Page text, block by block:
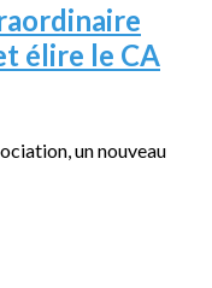
élire le CA
un nouveau